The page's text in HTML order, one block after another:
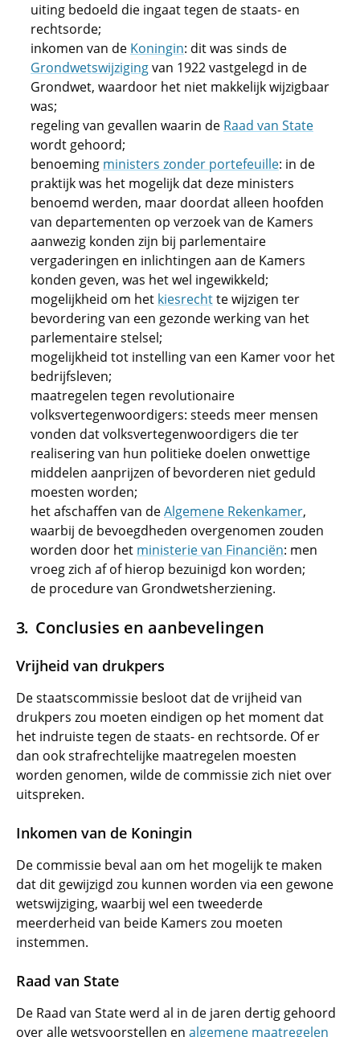
uiting bedoeld die ingaat tegen de staats- en
rechtsorde;
inkomen van de Koningin: dit was sinds de
Grondwetswijzigingvan 1922 vastgelegd in de
Grondwet, waardoor het niet makkelijk wijzigbaar
was;
regeling van gevallen waarin de Raad van State
wordt gehoord;
benoeming ministers zonder portefeuille: in de
praktijk was het mogelijk dat deze ministers
benoemd werden, maar doordat alleen hoofden
van departementen op verzoek van de Kamers
aanwezig konden zijn bij parlementaire
vergaderingen en inlichtingen aan de Kamers
konden geven, was het wel ingewikkeld;
mogelijkheid om het kiesrechtte wijzigen ter
bevordering van een gezonde werking van het
parlementaire stelsel;
mogelijkheid tot instelling van een Kamer voor het
bedrijfsleven;
maatregelen tegen revolutionaire
volksvertegenwoordigers: steeds meer mensen
vonden dat volksvertegenwoordigers die ter
realisering van hun politieke doelen onwettige
middelen aanprijzen of bevorderen niet geduld
moesten worden;
het afschaffen van deAlgemene Rekenkamer,
waarbij de bevoegdheden overgenomen zouden
worden door het ministerie van Financiën: men
vroeg zich af of hierop bezuinigd kon worden;
de procedure van Grondwetsherziening.
Conclusies en aanbevelingen
Vrijheid van drukpers
De staatscommissie besloot dat de vrijheid van
drukpers zou moeten eindigen op het moment dat
het indruiste tegen de staats- en rechtsorde. Of er
dan ook strafrechtelijke maatregelen moesten
worden genomen, wilde de commissie zich niet over
uitspreken.
Inkomen van de Koningin
De commissie beval aan om het mogelijk te maken
dat dit gewijzigd zou kunnen worden via een gewone
wetswijziging, waarbij wel een tweederde
meerderheid van beide Kamers zou moeten
instemmen.
Raad van State
De Raad van State werd al in de jaren dertig gehoord
over alle wetsvoorstellen en algemene maatregelen